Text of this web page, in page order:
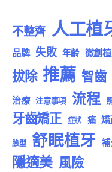
不整齊 人工植
品牌 失敗 年齡 微創
拔除 推薦 智齒
治療 注意事項 流程
牙齒矯正 症狀 痛 矯
臉型 舒眠植牙
隱適美 風險